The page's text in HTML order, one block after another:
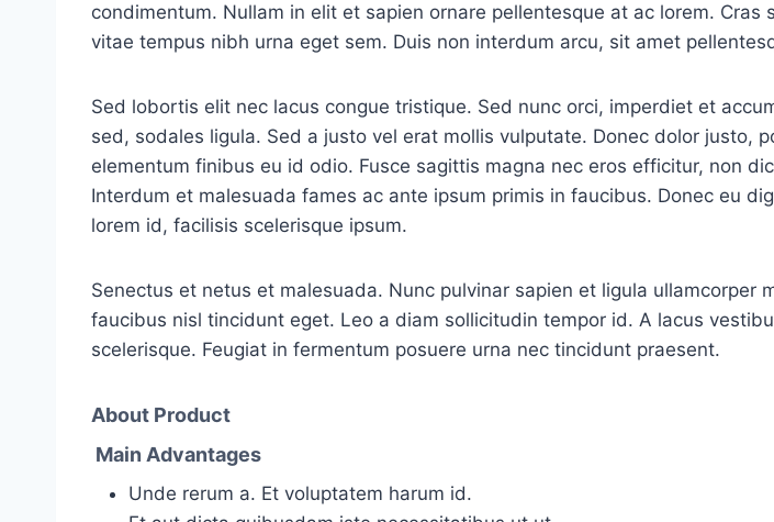
condimentum. Nullam in elit et sapien ornare pellentesque at ac lorem.
vitae tempus nibh urna eget sem. Duis non interdum arcu, sit amet
Sed lobortis elit nec lacus congue tristique. Sed nunc orci, imperdiet et
sed, sodales ligula. Sed a justo vel erat mollis vulputate. Donec dolor justo,
elementum finibus eu id odio. Fusce sagittis magna nec eros efficitur, non
Interdum et malesuada fames ac ante ipsum primis in faucibus. Donec eu
lorem id, facilisis scelerisque ipsum.
Senectus et netus et malesuada. Nunc pulvinar sapien et ligula ullamcorper
faucibus nisl tincidunt eget. Leo a diam sollicitudin tempor id. A lacus
scelerisque. Feugiat in fermentum posuere urna nec tincidunt praesent.
About Product
Main Advantages
Unde rerum a. Et voluptatem harum id.